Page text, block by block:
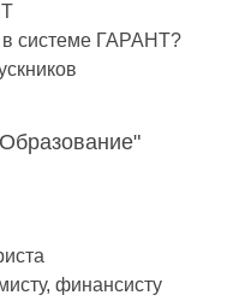
в системе ГАРАНТ?
финансисту